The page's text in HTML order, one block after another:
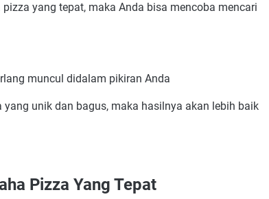
yang tepat, maka Anda bisa mencoba mencari
muncul didalam pikiran Anda
unik dan bagus, maka hasilnya akan lebih baik
Pizza Yang Tepat